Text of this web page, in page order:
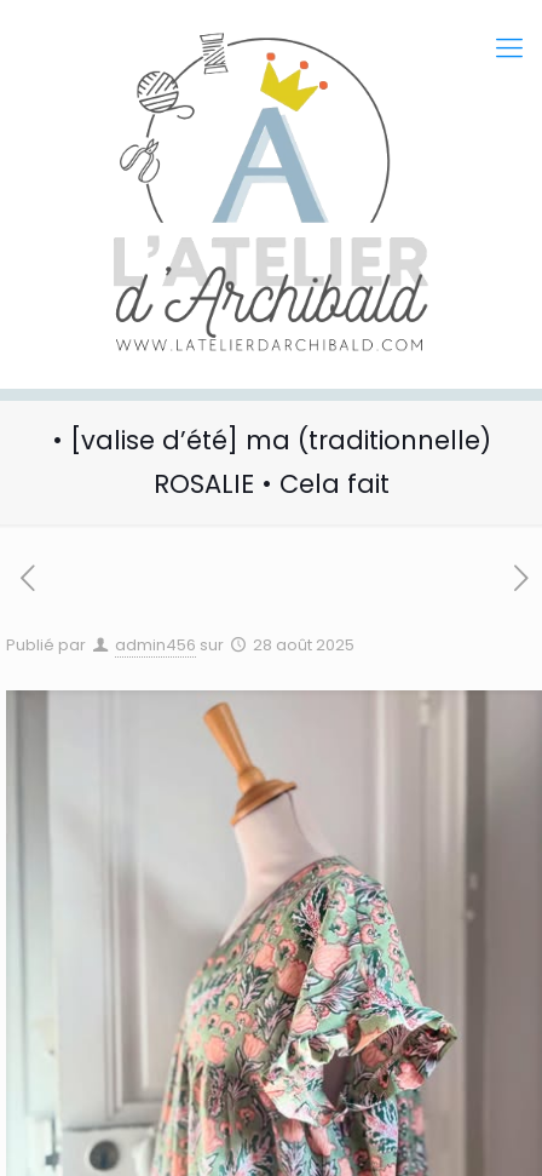
• [valise d’été] ma (traditionnelle)
ROSALIE • Cela fait
Publié par admin456 sur 28 août 2025